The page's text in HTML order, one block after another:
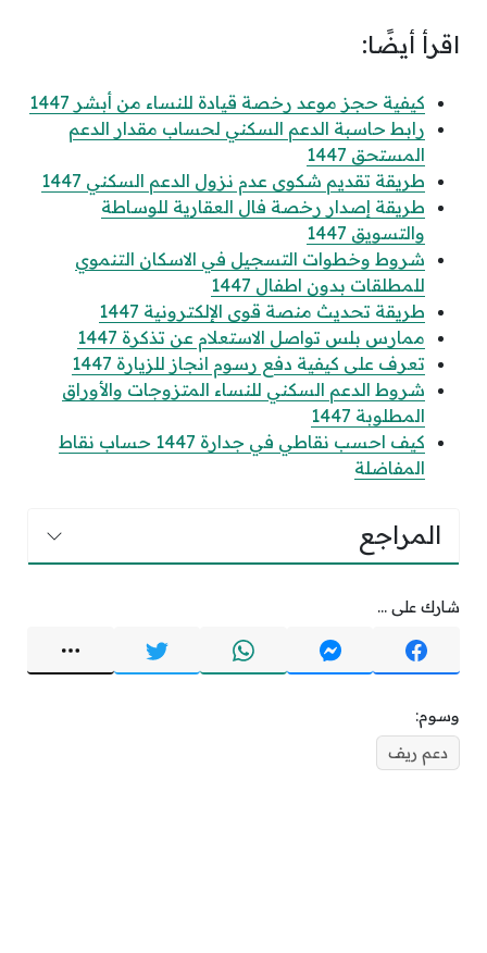
اقرأ أيضًا:
كيفية حجز موعد رخصة قيادة للنساء من أبشر 1447
رابط حاسبة الدعم السكني لحساب مقدار الدعم
المستحق 1447
طريقة تقديم شكوى عدم نزول الدعم السكني 1447
طريقة إصدار رخصة فال العقارية للوساطة
والتسويق 1447
شروط وخطوات التسجيل في الاسكان التنموي
للمطلقات بدون اطفال 1447
طريقة تحديث منصة قوى الإلكترونية 1447
ممارس بلس تواصل الاستعلام عن تذكرة 1447
تعرف على كيفية دفع رسوم انجاز للزيارة 1447
شروط الدعم السكني للنساء المتزوجات والأوراق
المطلوبة 1447
كيف احسب نقاطي في جدارة 1447 حساب نقاط
المفاضلة
المراجع
شارك على ...
وسوم:
دعم ريف